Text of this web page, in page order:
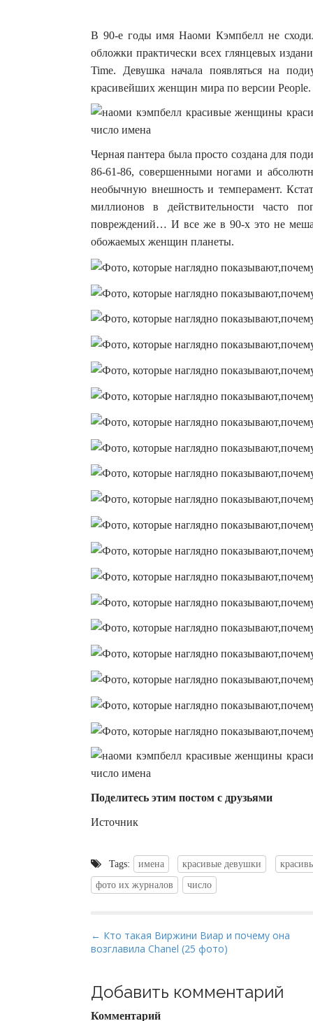
В 90-е годы имя Наоми Кэмпбелл не
обложки практически всех глянцевых
Time. Девушка начала появляться на
красивейших женщин мира по версии People.
Черная пантера была просто создана для
86-61-86, совершенными ногами и
необычную внешность и темперамент.
миллионов в действительности часто
повреждений… И все же в 90-х это не
обожаемых женщин планеты.
Поделитесь этим постом с друзьями
Источник
Tags: имена красивые девушки
фото их журналов
число
P
o
t
n
← Кто такая Виржини Виар и почему она
возглавила Chanel (25 фото)
Добавить комментарий
Комментарий